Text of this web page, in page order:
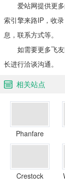
爱站网提供更多
索引擎来路IP，收
息，联系方式等。
如需要更多飞友
长进行洽谈沟通。
相关站点
Phanfare
Crestock